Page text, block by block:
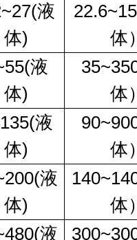
液
体)
体
液
体)
体
液
体)
体
液
体)
体
液